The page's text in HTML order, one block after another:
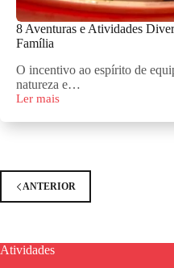
8 Aventuras e Atividades
Família
O incentivo ao espírito de
natureza e…
Ler mais
8
para
Fazer
em
ANTERIOR
Atividades